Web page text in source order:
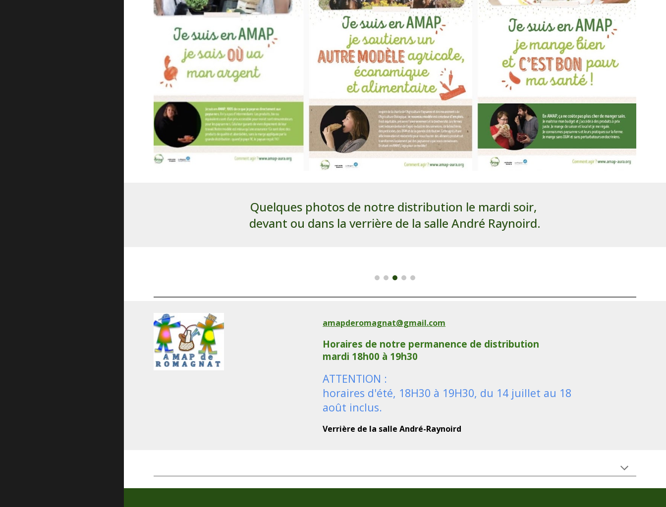
Quelques photos de notre distribution le mardi soir,
devant ou dans la verrière de la salle André Raynoird.
amapderomagnat@gmail.com
Horaires de notre permanence de distribution
mardi 18h00 à 19h30
ATTENTION :
horaires d'été, 18H30 à 19H30, du 14 juillet au 18
août inclus.
Verrière de la salle André-Raynoird